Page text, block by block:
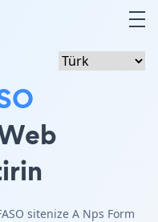
sitenize A Nps Form